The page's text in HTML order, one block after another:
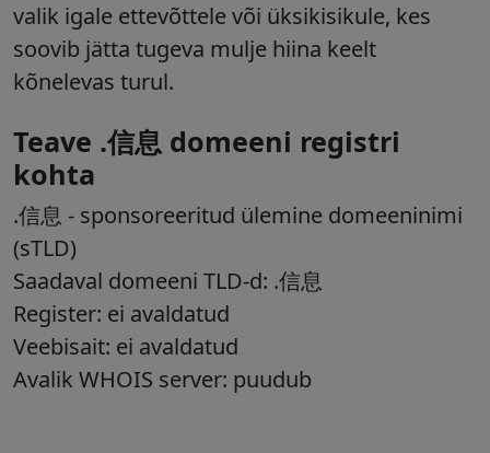
valik igale ettevõttele või üksikisikule, kes
soovib jätta tugeva mulje hiina keelt
kõnelevas turul.
Teave .信息 domeeni registri
kohta
.信息 - sponsoreeritud ülemine domeeninimi
(sTLD)
Saadaval domeeni TLD-d: .信息
Register: ei avaldatud
Veebisait: ei avaldatud
Avalik WHOIS server: puudub